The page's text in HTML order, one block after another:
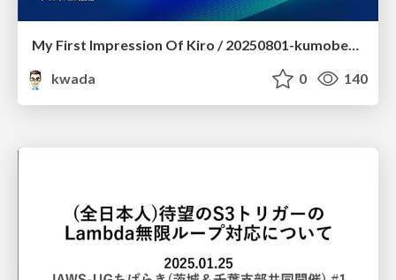
My First Impression Of Kiro / 20250801-kumoben-lt
kwada
0 140